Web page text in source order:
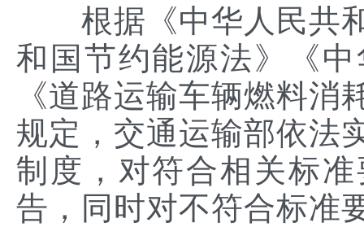
根据《中华人民共和
和国节约能源法》《
《道路运输车辆燃料
规定，交通运输部依法
制度，对符合相关标
告，同时对不符合标准